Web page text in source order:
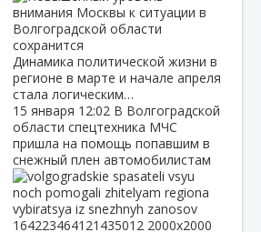
Динамика политической жизни в
регионе в марте и начале апреля
стала логическим…
15 января 12:02 В Волгоградской
области спецтехника МЧС
пришла на помощь попавшим в
снежный плен автомобилистам